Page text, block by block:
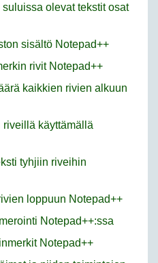
olevat tekstit osat
sisältö Notepad++
rivit Notepad++
kaikkien rivien alkuun
riveillä käyttämällä
tyhjiin riveihin
loppuun Notepad++
Notepad++:ssa
Notepad++